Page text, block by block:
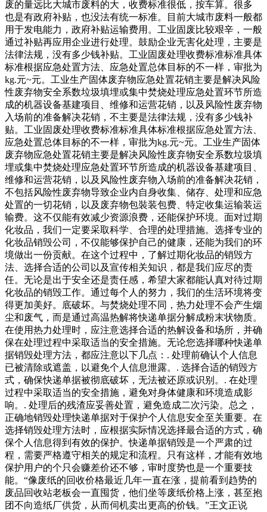
废的量远比大城市废料的大，收费标准很低，按车算。很多
也是有政府补贴，也没法有统一标准。目前大城市废料一般都
用于发电能力，政府补贴运输费用。工业固废比较艰辛，一般
通过补贴再应用企业进行处理。鼓励企业无害化处理，主要是
法律法规，没有多少钱补贴。工业固废处理收费标准标准具体
标准根据应急处置方法、应急处置总体目标的不一样，审批为
kg.元~元。工业生产固体废弃物应急处置花销主要是解决风险
性废弃物安全系数垃圾填埋或集中焚烧处理应急处置环节所造
成的机器设备基建项目、维修和运营花销，以及风险性废弃物
入场前的准备解决花销，不主要是法律法规，没有多少钱补
贴。工业固废处理收费标准标准具体标准根据应急处置方法、
应急处置总体目标的不一样，审批为kg.元~元。工业生产固体
废弃物应急处置花销主要是解决风险性废弃物安全系数垃圾填
埋或集中焚烧处理应急处置环节所造成的机器设备基建项目、
维修和运营花销，以及风险性废弃物入场前的准备解决花销，
不包括风险性废弃物导致企业内自身收集、储存、处理和应急
处置的一切花销，以及废弃物包裝装包费、特定收集运输装运
输费。这不仅能有效减少资源浪费，还能保护环境。面对过期
化妆品，我们一定要采取科学、合理的处理措施。选择专业的
化妆品销毁公司，不仅能够保护自己的健康，还能为我们的环
境做出一份贡献。在这个过程中，了解过期化妆品的销毁方
法、选择合适的公司以及宣传相关知识，都是我们应尽的责
任。无论是出于安全还是责任感，希望大家都能认真对待过期
化妆品的销毁工作。通过每个人的努力，我们的生活环境将变
得更加美好。底破坏。与焚烧处理不同，热力处理不会产生烟
尘和废气，而是通过高温热解将快递单据分解成粉末状物质。
在使用热力处理时，应注意选择合适的热解设备和场所，并确
保在处理过程中采取适当的安全措施。无论您选择哪种快递单
据销毁处理方法，都应注意以下几点：. 处理前确认个人信息
已被清除或遮盖，以避免个人信息泄露。. 选择合适的销毁方
式，确保快递单据被彻底破坏，无法被还原或识别。. 在处理
过程中采取适当的安全措施，避免对身体健康和环境造成影
响。. 处理后的残渣应妥善处置，避免造成二次污染。总之，
正确地销毁处理快递单据对于保护个人信息安全至关重要。在
选择销毁处理方法时，应根据实际情况选择最合适的方式，确
保个人信息得到有效的保护。快递单据销毁是一个严肃的过
程，需要严格遵守相关的规定和流程。只有这样，才能有效地
保护用户的个只会赚差价还不够，审时度势也是一个重要技
能。“像废纸的回收价格最近几年一直在涨，提前看到趋势的
废品回收站老板会一直囤货，他们坐等废纸价格上涨，甚至抱
团不向造纸厂供货，从而伺机卖出更高的价钱。”王文正说